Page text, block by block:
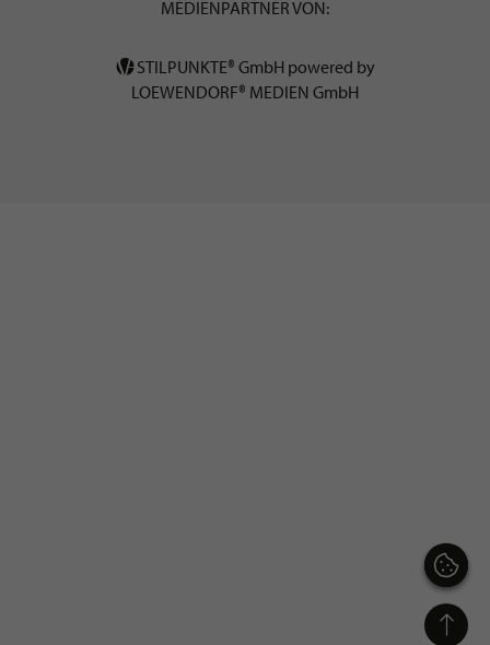
MEDIENPARTNER VON:
STILPUNKTE® GmbH powered by
LOEWENDORF® MEDIEN GmbH